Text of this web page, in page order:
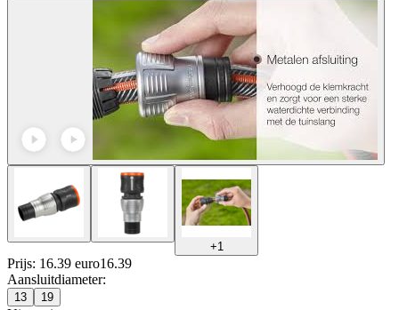
+1
Prijs: 16.39 euro16.39
Aansluitdiameter:
13 19